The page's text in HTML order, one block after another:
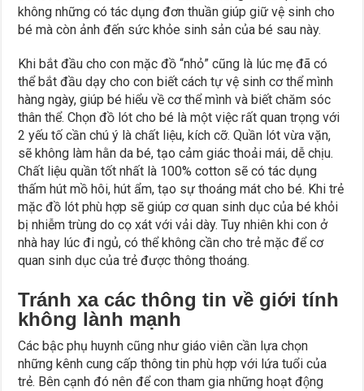
không những có tác dụng đơn thuần giúp giữ vệ sinh cho
bé mà còn ảnh đến sức khỏe sinh sản của bé sau này.
Khi bắt đầu cho con mặc đồ “nhỏ” cũng là lúc mẹ đã có
thể bắt đầu dạy cho con biết cách tự vệ sinh cơ thể mình
hàng ngày, giúp bé hiểu về cơ thể mình và biết chăm sóc
thân thể. Chọn đồ lót cho bé là một việc rất quan trọng với
2 yếu tố cần chú ý là chất liệu, kích cỡ. Quần lót vừa vặn,
sẽ không làm hằn da bé, tạo cảm giác thoải mái, dễ chịu.
Chất liệu quần tốt nhất là 100% cotton sẽ có tác dụng
thấm hút mồ hôi, hút ẩm, tạo sự thoáng mát cho bé. Khi trẻ
mặc đồ lót phù hợp sẽ giúp cơ quan sinh dục của bé khỏi
bị nhiễm trùng do cọ xát với vải dày. Tuy nhiên khi con ở
nhà hay lúc đi ngủ, có thể không cần cho trẻ mặc để cơ
quan sinh dục của trẻ được thông thoáng.
Tránh xa các thông tin về giới tính
không lành mạnh
Các bậc phụ huynh cũng như giáo viên cần lựa chọn
những kênh cung cấp thông tin phù hợp với lứa tuổi của
trẻ. Bên cạnh đó nên để con tham gia những hoạt động